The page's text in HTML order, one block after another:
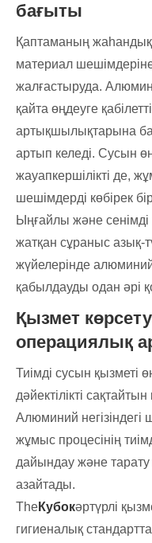
бағыты
Қаптаманың жаһандық
материал
жалғастыруда.
қайта өңдеуге
артықшылықтарына
артып келеді. Сусын
жауапкершілікті де,
шешімдерді көбірек
Ыңғайлы және сенімді
жатқан сұраныс азық-
жүйелерінде алюминий
қабылдауды одан әрі
Қызмет
операциялық
Тиімді сусын қызметі
дәйектілікті
Алюминий
жұмыс процесінің
дайындау және тарату
азайтады.
TheКубокәртүрлі
гигиеналық